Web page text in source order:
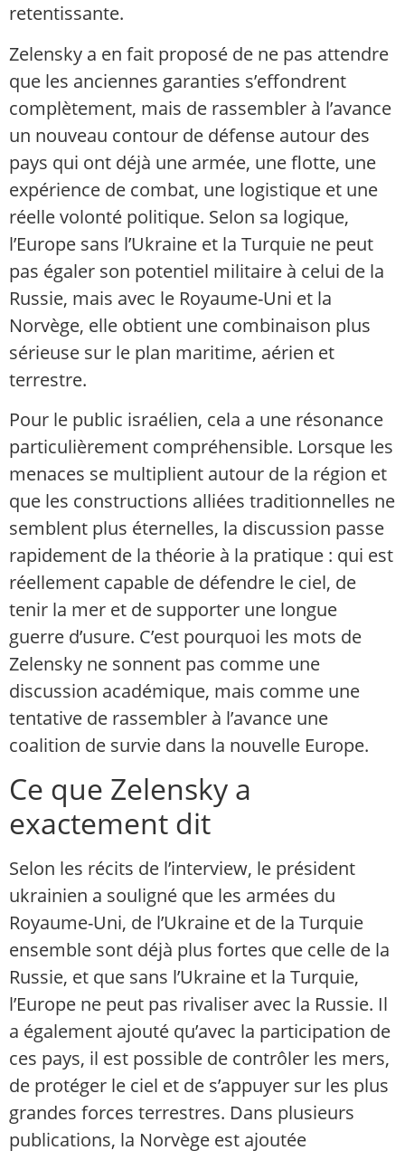
retentissante.
Zelensky a en fait proposé de ne pas attendre
que les anciennes garanties s’effondrent
complètement, mais de rassembler à l’avance
un nouveau contour de défense autour des
pays qui ont déjà une armée, une flotte, une
expérience de combat, une logistique et une
réelle volonté politique. Selon sa logique,
l’Europe sans l’Ukraine et la Turquie ne peut
pas égaler son potentiel militaire à celui de la
Russie, mais avec le Royaume-Uni et la
Norvège, elle obtient une combinaison plus
sérieuse sur le plan maritime, aérien et
terrestre.
Pour le public israélien, cela a une résonance
particulièrement compréhensible. Lorsque les
menaces se multiplient autour de la région et
que les constructions alliées traditionnelles ne
semblent plus éternelles, la discussion passe
rapidement de la théorie à la pratique : qui est
réellement capable de défendre le ciel, de
tenir la mer et de supporter une longue
guerre d’usure. C’est pourquoi les mots de
Zelensky ne sonnent pas comme une
discussion académique, mais comme une
tentative de rassembler à l’avance une
coalition de survie dans la nouvelle Europe.
Ce que Zelensky a
exactement dit
Selon les récits de l’interview, le président
ukrainien a souligné que les armées du
Royaume-Uni, de l’Ukraine et de la Turquie
ensemble sont déjà plus fortes que celle de la
Russie, et que sans l’Ukraine et la Turquie,
l’Europe ne peut pas rivaliser avec la Russie. Il
a également ajouté qu’avec la participation de
ces pays, il est possible de contrôler les mers,
de protéger le ciel et de s’appuyer sur les plus
grandes forces terrestres. Dans plusieurs
publications, la Norvège est ajoutée